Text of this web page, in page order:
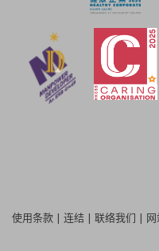
使用条款 | 连结 | 联络我们 |